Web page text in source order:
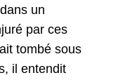
un
par ces
tombé sous
il enten­dit